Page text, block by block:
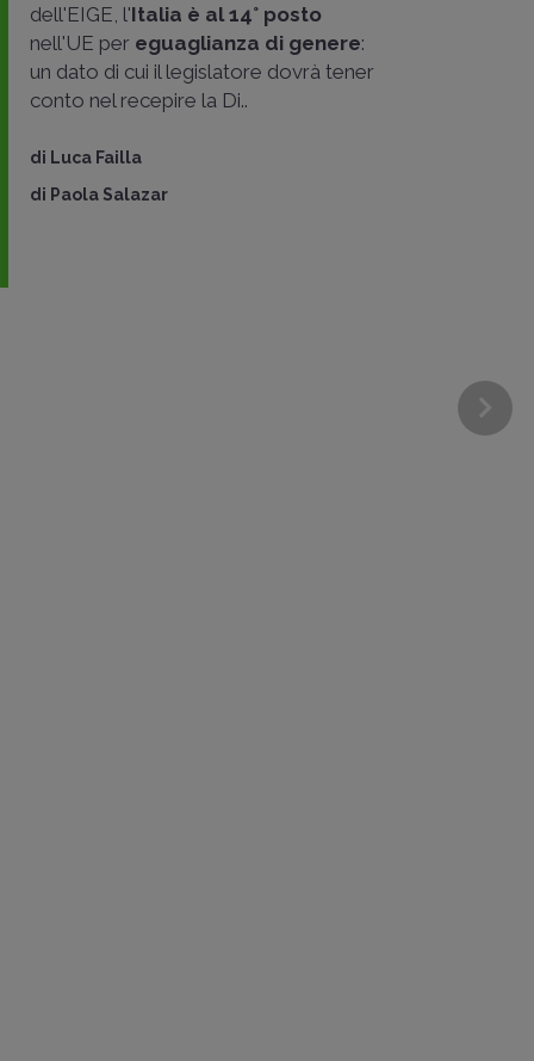
dell'EIGE, l'Italia è al 14° posto
nell'UE per eguaglianza di genere:
un dato di cui il legislatore dovrà tener
conto nel recepire la Di..
di Luca Failla
di Paola Salazar